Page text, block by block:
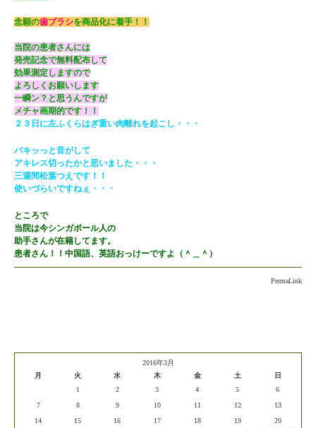
念願の歯ブラシを商品化に着手！！
当院の患者さんには
発売記念で無料配布して
効果測定しますので
よろしくお願いします
一瞬ン？と思うんですが
メチャ画期的です！！
２３日に左ふくらはぎ重い肉離れを起こし・・・
バキッっと音がして
アキレス切ったかと思いました・・・
三週間松葉つえです！！
使いづらいですねぇ・・・
ところで
当院は今シンガポール人の
助手さんが在籍してます。
患者さん！！中国語、英語おっけーですよ（＾＿＾）
PermaLink
2016年3月
月
火 水 木 金 土
日
1
2 3 4 5
6
7
8 9 10 11 12
13
14
15 16 17 18 19
20